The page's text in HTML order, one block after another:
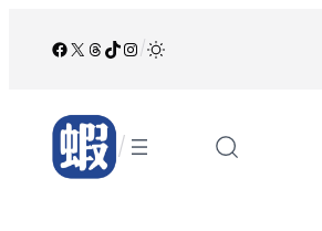
Facebook
X Threads
TikTok
Instagram
/
/